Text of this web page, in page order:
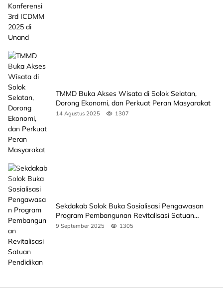
TMMD Buka Akses Wisata di Solok Selatan,
Dorong Ekonomi, dan Perkuat Peran Masyarakat
14 Agustus 2025 1307
Sekdakab Solok Buka Sosialisasi Pengawasan
Program Pembangunan Revitalisasi Satuan
Pendidikan
9 September 2025 1305